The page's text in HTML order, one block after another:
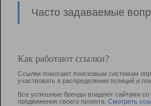
Часто задаваемые
Как работают ссылки?
Ссылки помогают поисковым системам
участвовать в раcпределении позиций и
Все успешные бренды владеют сайтами со
продвижения своего проекта. Смотреть